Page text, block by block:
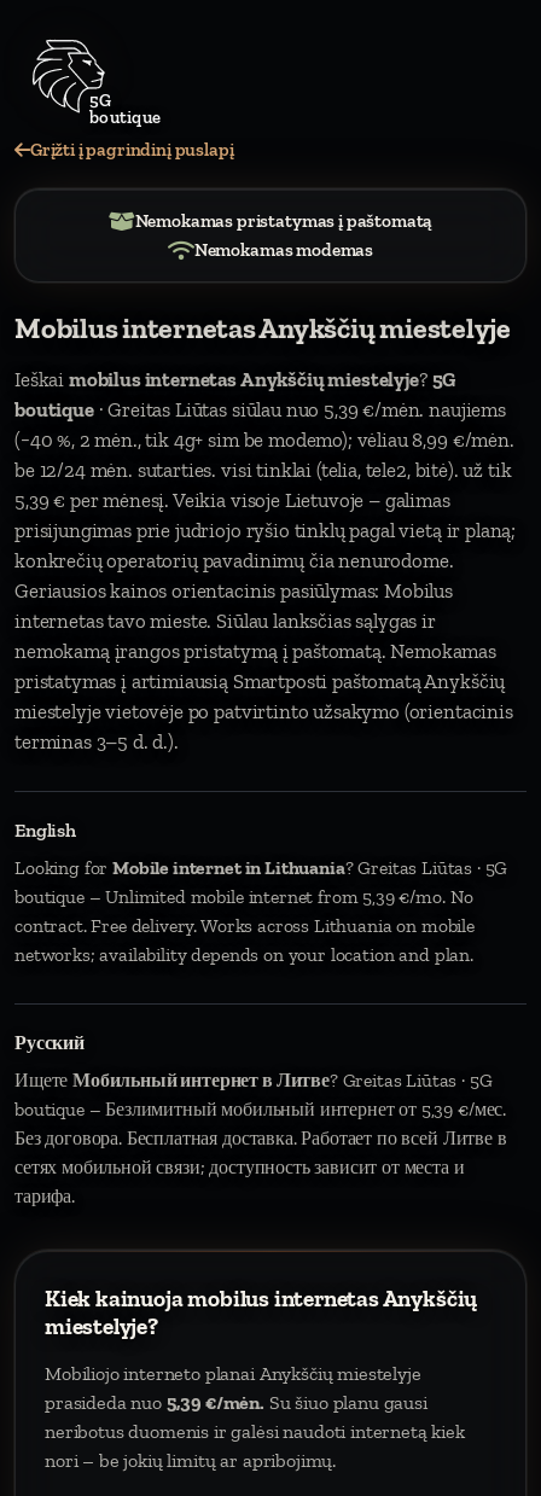
5G
bou
Grįžti į pagrindinį puslapį
Nemokamas pristatymas į paštomatą
Nemokamas modemas
Mobilus internetas Anykščių miestelyje
Ieškai mobilus internetas Anykščių miestelyje? 5G
boutique· Greitas Liūtas siūlau nuo 5,39 €/mėn. naujiems
(−40 %, 2 mėn., tik 4g+ sim be modemo); vėliau 8,99 €/mėn.
be 12/24 mėn. sutarties. visi tinklai (telia, tele2, bitė). už tik
5,39 € per mėnesį. Veikia visoje Lietuvoje – galimas
prisijungimas prie judriojo ryšio tinklų pagal vietą ir planą;
konkrečių operatorių pavadinimų čia nenurodome.
Geriausios kainos orientacinis pasiūlymas: Mobilus
internetas tavo mieste. Siūlau lanksčias sąlygas ir
nemokamą įrangos pristatymą į paštomatą. Nemokamas
pristatymas į artimiausią Smartposti paštomatą Anykščių
miestelyje vietovėje po patvirtinto užsakymo (orientacinis
terminas 3–5 d. d.).
English
Looking forMobile internet in Lithuania? Greitas Liūtas · 5G
boutique – Unlimited mobile internet from 5,39 €/mo. No
contract. Free delivery. Works across Lithuania on mobile
networks; availability depends on your location and plan.
Русский
ИщетеМобильный интернет в Литве? Greitas Liūtas · 5G
boutique – Безлимитный мобильный интернет от 5,39 €/мес.
Без договора. Бесплатная доставка. Работает по всей Литве в
сетях мобильной связи; доступность зависит от места и
тарифа.
Kiek kainuoja mobilus internetas Anykščių
miestelyje?
Mobiliojo interneto planai Anykščių miestelyje
prasideda nuo 5,39 €/mėn. Su šiuo planu gausi
neribotus duomenis ir galėsi naudoti internetą kiek
nori – be jokių limitų ar apribojimų.